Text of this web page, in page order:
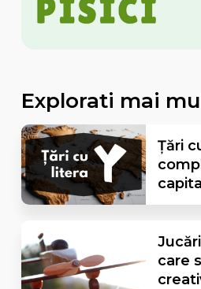
Explorati mai
Țări
care